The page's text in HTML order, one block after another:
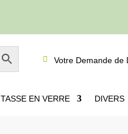
 Votre Demande de
TASSE EN VERRE DIVERS